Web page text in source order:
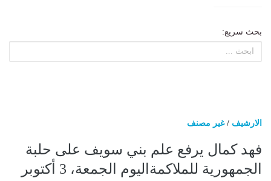
بحث سريع:
الارشيف /غير مصنف
فهد كمال يرفع علم بني سويف على حلبة
الجمهورية للملاكمةاليوم الجمعة، 3 أكتوبر